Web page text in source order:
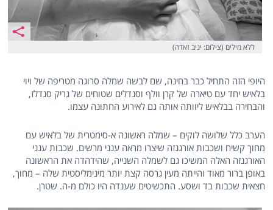
ללא מילים (צילום: יניב זאדה)
היופי הזה התחיל כבר בחינה, שם לבשה שמלה סרוגה מטריפה של ויוי
בלאיש יחד עם טיארה של קרן וולף וסנדלים שטוחים של גריק סנדלז,
והבחירה בבלאיש ליוותה אותה גם לאירוע החתונה עצמו.
הערב כלל שלושה לוקים – שמלה ראשונה א-סימטרית של בלאיש עם
מחוך קשיח ושכבות אורגנזה שיצרו מראה ענני מרשים. שכבות ענני
האורגנזה האלה המשיכו גם לשמלה השנייה, שהידהדה את הראשונה
באופן ברור מאוד והייתה מעין גרסה קצת יותר מינימליסטית שלה – מחוך,
חצאית שכבות בד ושסע. התכשיטים שענדה היו כולם מ-ה. שטרן.